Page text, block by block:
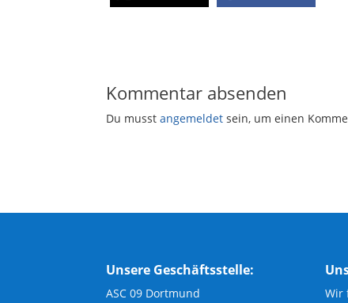
Kommentar absenden
Du musstangemeldet sein, um einen
Unsere Geschäftsstelle:
ASC 09 Dortmund
Wir